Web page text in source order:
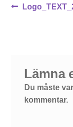
Föregående
Lämna
Du måste
kommentar.